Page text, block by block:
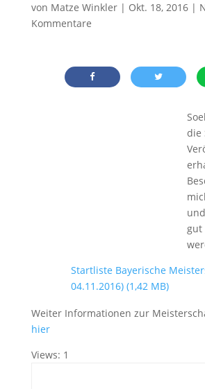
von Matze Winkler| Okt. 18, 2016|
Kommentare
die
gut
Startliste Bayerische
04.11.2016)
Weiter Informationen zur
hier
Views: 1